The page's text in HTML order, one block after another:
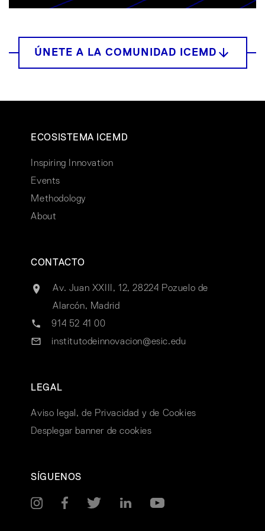
ECOSISTEMA ICEMD
Inspiring Innovation
Events
Methodology
About
CONTACTO
Av. Juan XXIII, 12, 28224 Pozuelo de
Alarcón, Madrid
914 52 41 00
institutodeinnovacion@esic.edu
LEGAL
Aviso legal, de Privacidad y de Cookies
Desplegar banner de cookies
SÍGUENOS